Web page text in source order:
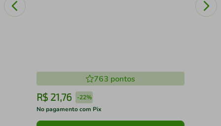
763 pontos
R$ 21,76 -22%
No pagamento com Pix